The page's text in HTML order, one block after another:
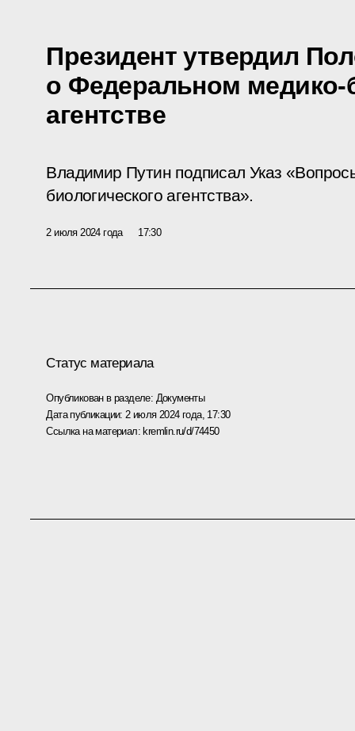
Президент утвердил
о Федеральном медико-
агентстве
Владимир Путин подписал Указ
биологического агентства».
2 июля 2024 года 17:30
Статус материала
Опубликован в разделе: Документы
Дата публикации: 2 июля 2024 года, 17:30
Ссылка на материал: kremlin.ru/d/74450